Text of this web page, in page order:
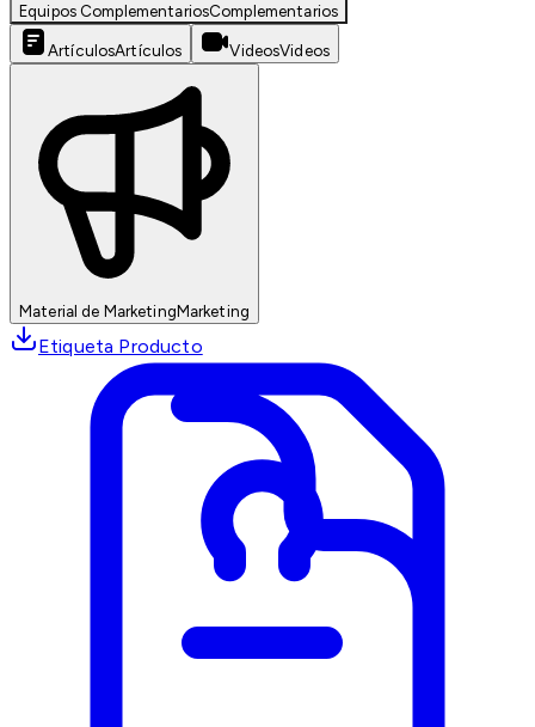
Equipos ComplementariosComplementarios
ArtículosArtículos VideosVideos
Material de MarketingMarketing
Etiqueta Producto